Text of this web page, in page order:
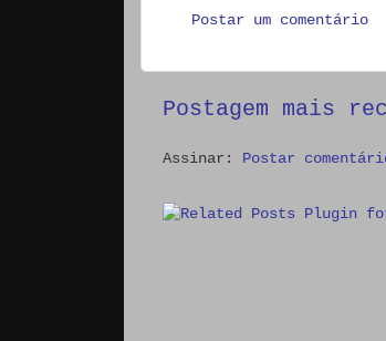
Postar um comentário
Postagem mais
Assinar: Postar